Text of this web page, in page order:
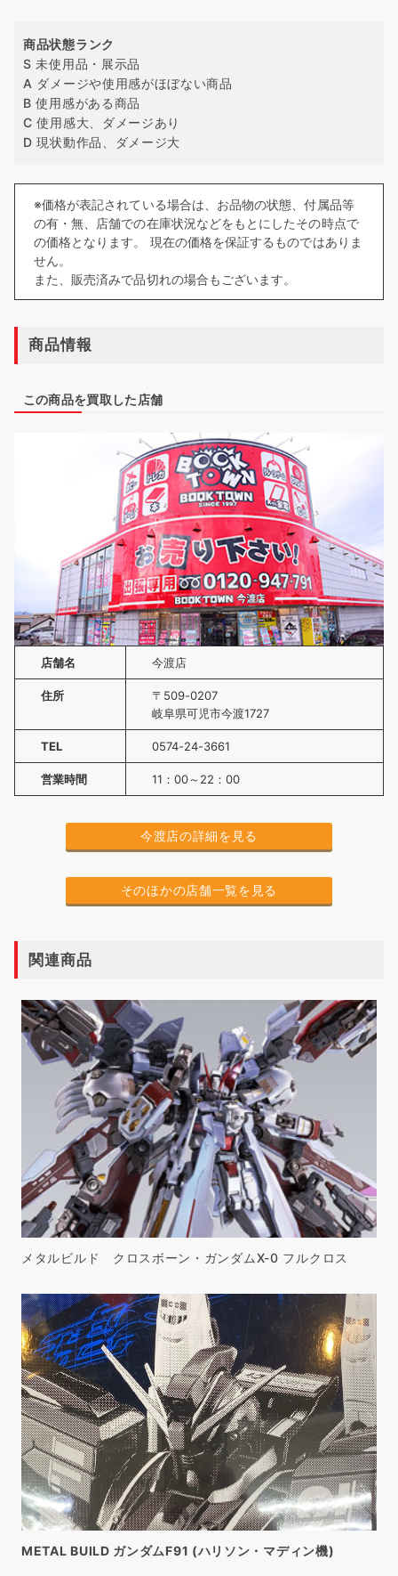
商品状態ランク
S 未使用品・展示品
A ダメージや使用感がほぼない商品
B 使用感がある商品
C 使用感大、ダメージあり
D 現状動作品、ダメージ大
※価格が表記されている場合は、お品物の状態、付属品等
の有・無、店舗での在庫状況などをもとにしたその時点で
の価格となります。 現在の価格を保証するものではありま
せん。
また、販売済みで品切れの場合もございます。
商品情報
この商品を買取した店舗
店舗名 今渡店
住所
〒509-0207
岐阜県可児市今渡1727
TEL 0574-24-3661
営業時間 11：00～22：00
今渡店の詳細を見る
そのほかの店舗一覧を見る
関連商品
メタルビルド クロスボーン・ガンダムX-0 フルクロス
METAL BUILD ガンダムF91 (ハリソン・マディン機)